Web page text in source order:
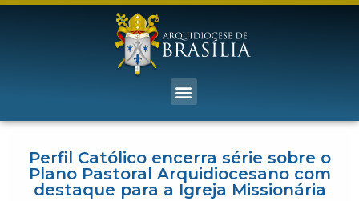
Perfil Católico encerra série sobre o
Plano Pastoral Arquidiocesano com
destaque para a Igreja Missionária